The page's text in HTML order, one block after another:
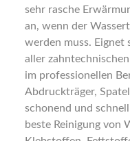
sehr rasche
an, wenn der
werden muss. Eignet
aller
im professionellen
Abdruckträger,
schonend und
beste Reinigung von